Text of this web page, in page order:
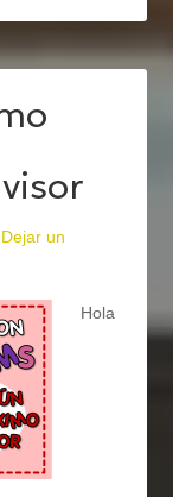
Dejar un
Hola